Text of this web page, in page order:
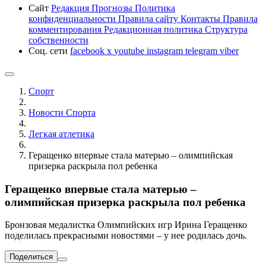
Сайт Редакция Прогнозы Политика
конфиденциальности Правила сайту Контакты Правила
комментирования Редакционная политика Структура
собственности
Соц. сети facebook x youtube instagram telegram viber
Спорт
Новости Cпорта
Легкая атлетика
Геращенко впервые стала матерью – олимпийская
призерка раскрыла пол ребенка
Геращенко впервые стала матерью –
олимпийская призерка раскрыла пол ребенка
Бронзовая медалистка Олимпийских игр Ирина Геращенко
поделилась прекрасными новостями – у нее родилась дочь.
Поделиться